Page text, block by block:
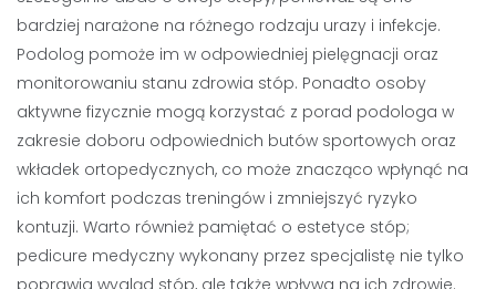
bardziej narażone na różnego rodzaju urazy i infekcje.
Podolog pomoże im w odpowiedniej pielęgnacji oraz
monitorowaniu stanu zdrowia stóp. Ponadto osoby
aktywne fizycznie mogą korzystać z porad podologa w
zakresie doboru odpowiednich butów sportowych oraz
wkładek ortopedycznych, co może znacząco wpłynąć na
ich komfort podczas treningów i zmniejszyć ryzyko
kontuzji. Warto również pamiętać o estetyce stóp;
pedicure medyczny wykonany przez specjalistę nie tylko